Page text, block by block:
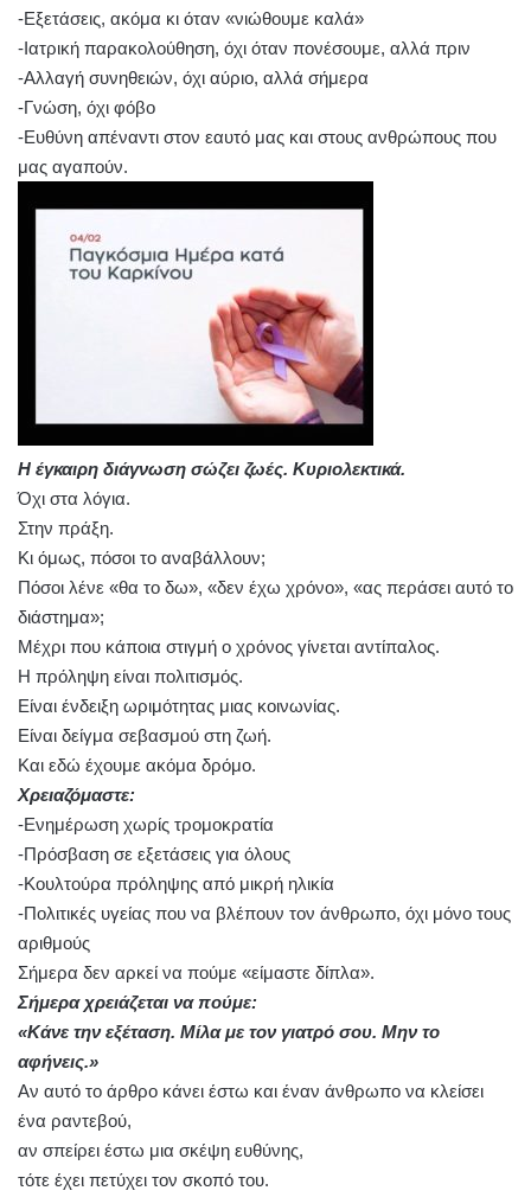
-Εξετάσεις, ακόμα κι όταν «νιώθουμε καλά»
-Ιατρική παρακολούθηση, όχι όταν πονέσουμε, αλλά πριν
-Αλλαγή συνηθειών, όχι αύριο, αλλά σήμερα
-Γνώση, όχι φόβο
-Ευθύνη απέναντι στον εαυτό μας και στους ανθρώπους που
μας αγαπούν.
Η έγκαιρη διάγνωση σώζει ζωές. Κυριολεκτικά.
Όχι στα λόγια.
Στην πράξη.
Κι όμως, πόσοι το αναβάλλουν;
Πόσοι λένε «θα το δω», «δεν έχω χρόνο», «ας περάσει αυτό το
διάστημα»;
Μέχρι που κάποια στιγμή ο χρόνος γίνεται αντίπαλος.
Η πρόληψη είναι πολιτισμός.
Είναι ένδειξη ωριμότητας μιας κοινωνίας.
Είναι δείγμα σεβασμού στη ζωή.
Και εδώ έχουμε ακόμα δρόμο.
Χρειαζόμαστε:
-Ενημέρωση χωρίς τρομοκρατία
-Πρόσβαση σε εξετάσεις για όλους
-Κουλτούρα πρόληψης από μικρή ηλικία
-Πολιτικές υγείας που να βλέπουν τον άνθρωπο, όχι μόνο τους
αριθμούς
Σήμερα δεν αρκεί να πούμε «είμαστε δίπλα».
Σήμερα χρειάζεται να πούμε:
«Κάνε την εξέταση. Μίλα με τον γιατρό σου. Μην το
αφήνεις.»
Αν αυτό το άρθρο κάνει έστω και έναν άνθρωπο να κλείσει
ένα ραντεβού,
αν σπείρει έστω μια σκέψη ευθύνης,
τότε έχει πετύχει τον σκοπό του.